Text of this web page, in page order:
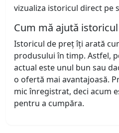
vizualiza istoricul direct pe
Cum mă ajută
Istoricul de preț îți arată
produsului în timp. Astfel,
actual este unul bun sau
o ofertă mai avantajoasă.
mic înregistrat, deci acum
pentru a cumpăra.